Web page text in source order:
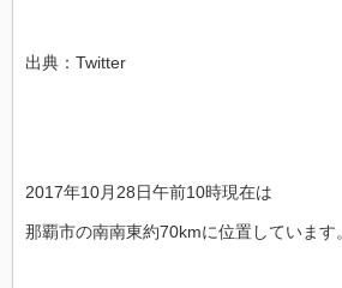
出典：Twitter
2017年10月28日午前10時現在は
那覇市の南南東約70kmに位置しています。